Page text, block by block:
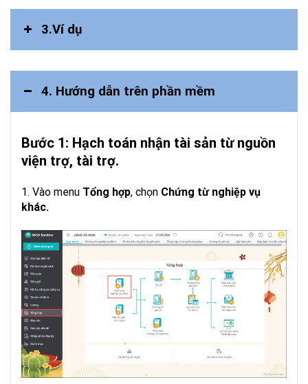
Ghi tăng tài sản và nguồn kinh phí hình thành
tài sản.
Ghi tăng thu, chi ngân sách xã chưa qua kho
bạc.
Làm thủ tục ghi thu, ghi chi ngân sách xã chưa
qua kho bạc sang đã qua kho bạc.
3.Ví dụ
4. Hướng dẫn trên phần mềm
Bước 1: Hạch toán nhận tài sản từ nguồn
viện trợ, tài trợ.
1. Vào menu Tổng hợp, chọn Chứng từ nghiệp vụ
khác.